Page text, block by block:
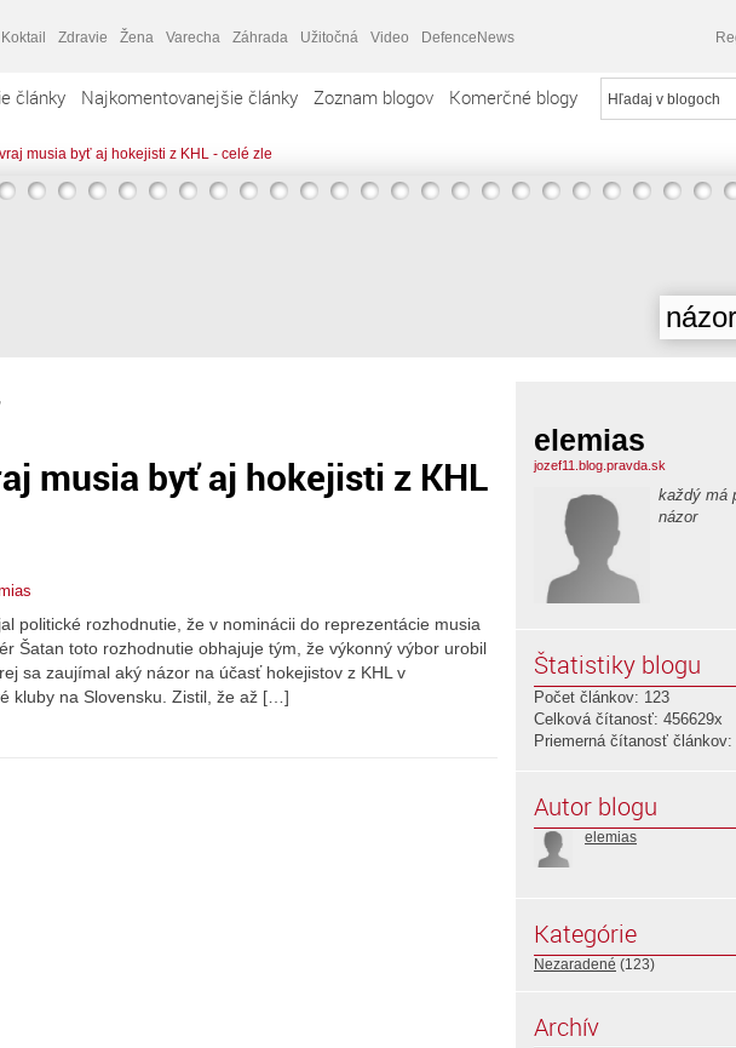
Koktail Zdravie Žena Varecha Záhrada Užitočná Video DefenceNews
články Najkomentovanejšie články Zoznam blogov Komerčné blogy
musia byť aj hokejisti z KHL - celé zle
musia byť aj hokejisti z KHL
politické rozhodnutie, že v nominácii do reprezentácie musia
Šatan toto rozhodnutie obhajuje tým, že výkonný výbor urobil
sa zaujímal aký názor na účasť hokejistov z KHL v
kluby na Slovensku. Zistil, že až […]
elemias
jozef11.blog.pravda.sk
každý má
názor
Štatistiky blogu
Počet článkov: 123
Celková čítanosť: 456629x
Priemerná čítanosť článkov:
Autor blogu
elemias
Kategórie
Nezaradené (123)
Archív